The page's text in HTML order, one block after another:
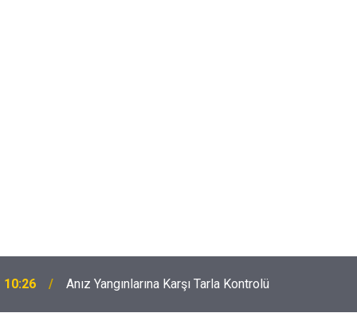
10:26 Anız Yangınlarına Karşı Tarla Kontrolü